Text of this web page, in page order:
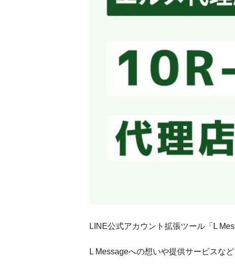
LINE公式アカウント拡張ツール「L
L Messageへの想いや提供サービスな